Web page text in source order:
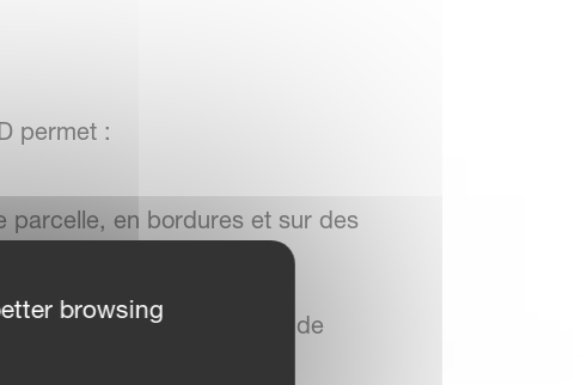
permet :
parcelle, en bordures et sur des
d’une cartographie de
browsing